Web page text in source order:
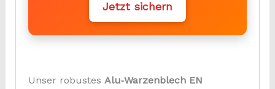
Jetzt sichern
Unser robustesAlu‑Warzenblech EN